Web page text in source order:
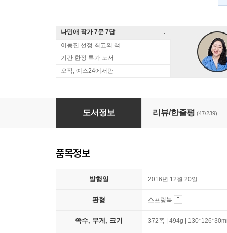
나민애 작가 7문 7답
이동진 선정 최고의 책
기간 한정 특가 도서
오직, 예스24에서만
혜민 스님의 따뜻한 응원
도서정보 리뷰/한줄평 (47/239)
품목정보
발행일 2016년 12월 20일
판형 스프링북
쪽수, 무게, 크기 372쪽 | 494g |